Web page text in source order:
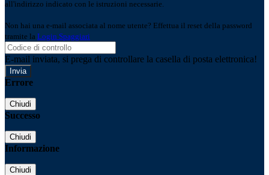
all'indirizzo indicato con le istruzioni necessarie.
Non hai una e-mail associata al nome utente? Effettua il reset della password
tramite la Login Spaggiari
E-mail inviata, si prega di controllare la casella di posta elettronica!
Errore
Chiudi
Successo
Chiudi
Informazione
Chiudi